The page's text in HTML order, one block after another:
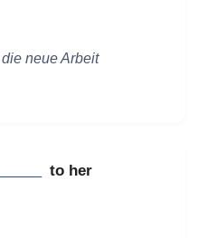
neue Arbeit
to her